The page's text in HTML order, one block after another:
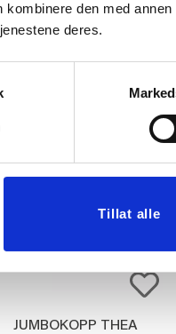
den med
deres.
Tillat alle
JUMBOKOPP THEA